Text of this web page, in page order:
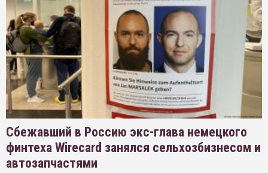
Сбежавший в Россию экс-глава немецкого
финтеха Wirecard занялся сельхозбизнесом и
автозапчастями